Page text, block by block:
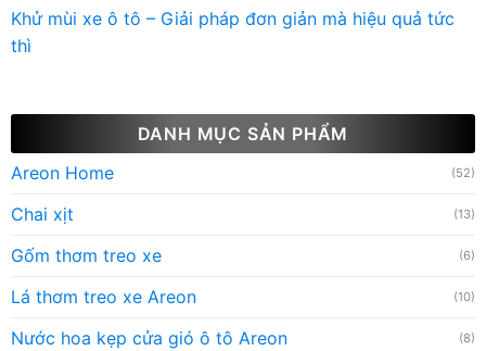
Khử mùi xe ô tô – Giải pháp đơn giản mà hiệu quả tức
thì
DANH MỤC SẢN PHẨM
Areon Home
(52)
Chai xịt (13)
Gốm thơm treo xe (6)
Lá thơm treo xe Areon (10)
Nước hoa kẹp cửa gió ô tô Areon (8)